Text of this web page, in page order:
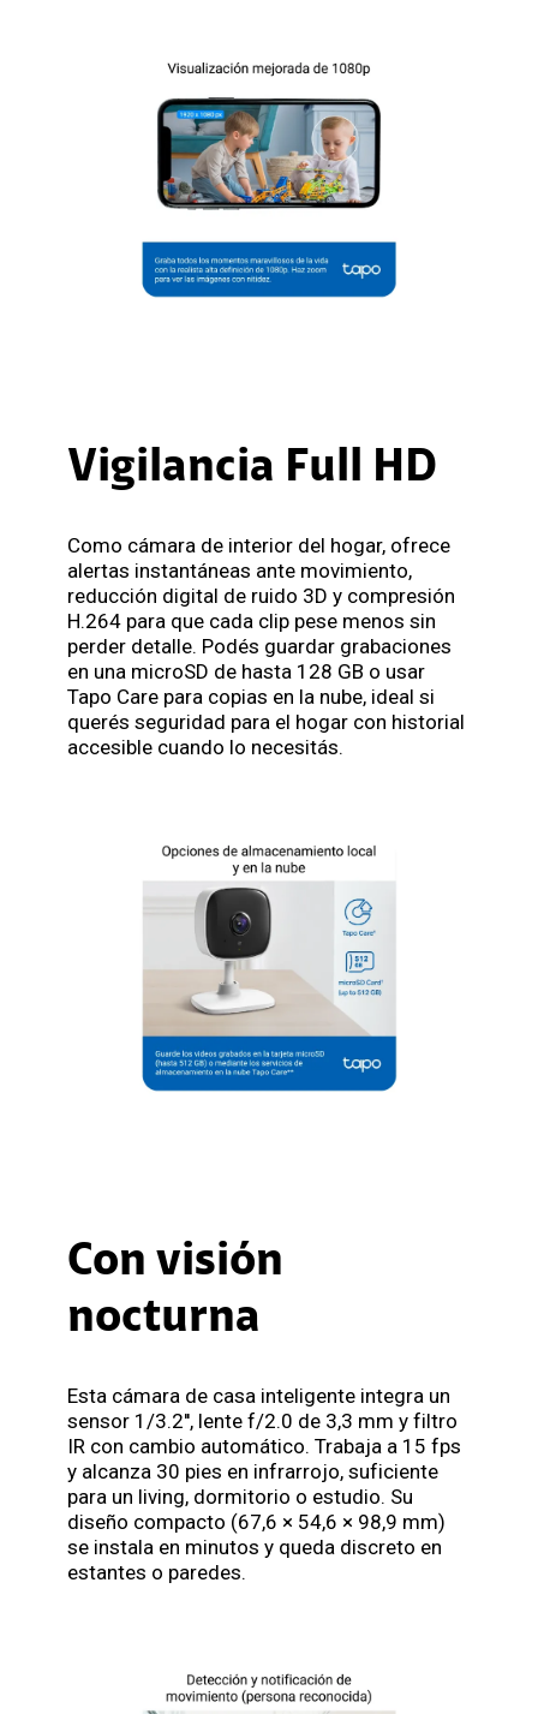
Vigilancia Full HD
Como cámara de interior del hogar, ofrece
alertas instantáneas ante movimiento,
reducción digital de ruido 3D y compresión
H.264 para que cada clip pese menos sin
perder detalle. Podés guardar grabaciones
en una microSD de hasta 128 GB o usar
Tapo Care para copias en la nube, ideal si
querés seguridad para el hogar con historial
accesible cuando lo necesitás.
Con visión
nocturna
Esta cámara de casa inteligente integra un
sensor 1/3.2'', lente f/2.0 de 3,3 mm y filtro
IR con cambio automático. Trabaja a 15 fps
y alcanza 30 pies en infrarrojo, suficiente
para un living, dormitorio o estudio. Su
diseño compacto (67,6 × 54,6 × 98,9 mm)
se instala en minutos y queda discreto en
estantes o paredes.